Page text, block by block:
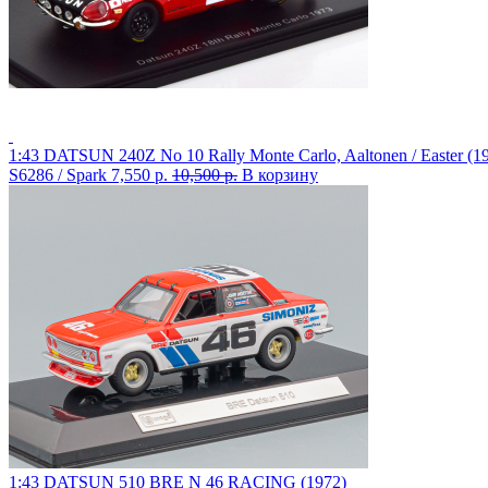
1:43 DATSUN 240Z No 10 Rally Monte Carlo, Aaltonen / Easter
S6286 / Spark 7,550 р. 10,500 р. В корзину
1:43 DATSUN 510 BRE N 46 RACING (1972)